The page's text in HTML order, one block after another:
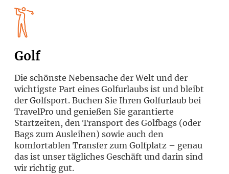
Golf
Die schönste Nebensache der Welt und der
wichtigste Part eines Golfurlaubs ist und bleibt
der Golfsport. Buchen Sie Ihren Golfurlaub bei
TravelPro und genießen Sie garantierte
Startzeiten, den Transport des Golfbags (oder
Bags zum Ausleihen) sowie auch den
komfortablen Transfer zum Golfplatz – genau
das ist unser tägliches Geschäft und darin sind
wir richtig gut.